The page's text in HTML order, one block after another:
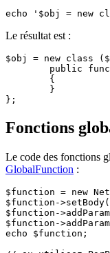
Le résultat est :
$obj = new class
Fonctions
Le code des fonctions
GlobalFunction :
$function = new
$function-
$function-
$function-
echo $function;